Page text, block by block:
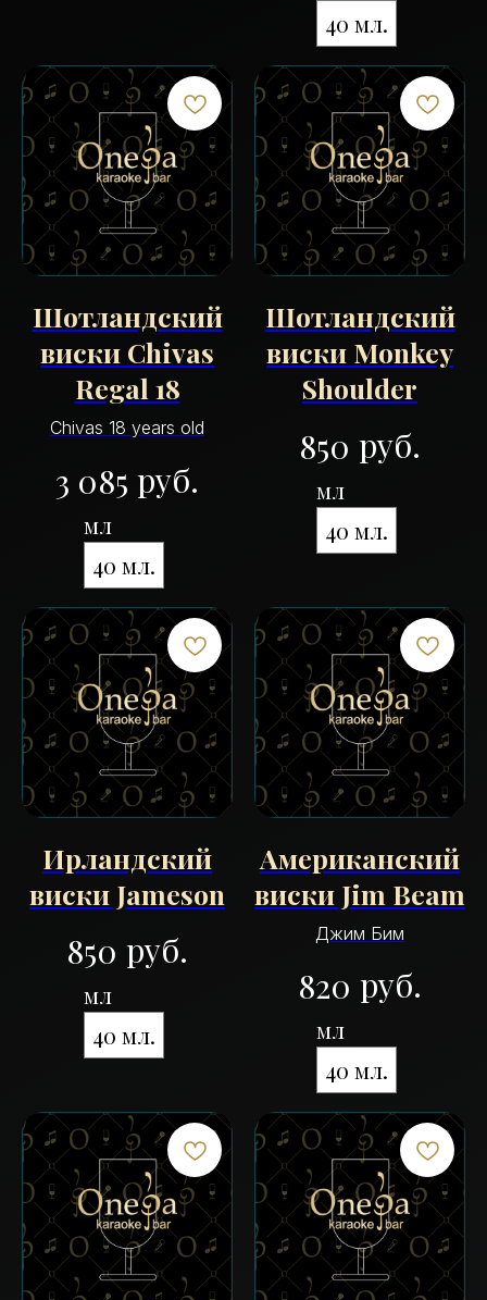
40 мл.
Шотландский
виски Chivas
Regal 18
Chivas 18 years old
3 085 руб.
мл
40 мл.
Шотландский
виски Monkey
Shoulder
850 руб.
мл
40 мл.
Ирландский
виски Jameson
850 руб.
мл
40 мл.
Американский
виски Jim Beam
Джим Бим
820 руб.
мл
40 мл.